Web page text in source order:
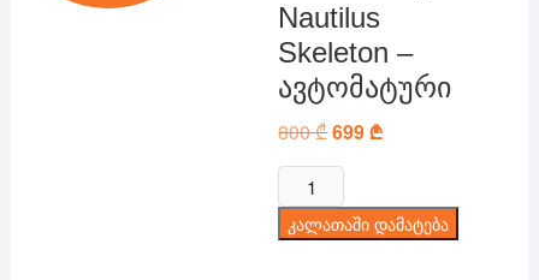
Nautilus
Skeleton –
ავტომატური
800₾Original
was:
699₾Current
რაოდენობა:
Patek
Philippe
კალათაში დამატება